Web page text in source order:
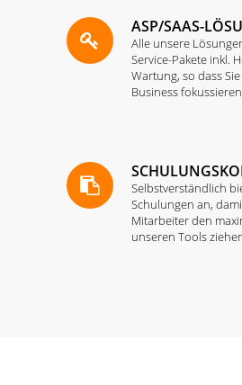
ASP/SAAS-
Alle unsere
Service-Pakete inkl.
Wartung, so dass
Business
Selbstverständlich
Schulungen an,
Mitarbeiter den
unseren Tools